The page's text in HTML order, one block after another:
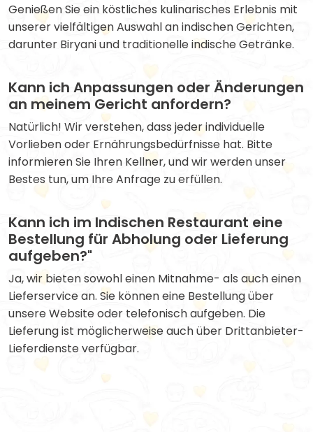
Genießen Sie ein köstliches kulinarisches Erlebnis mit
unserer vielfältigen Auswahl an indischen Gerichten,
darunter Biryani und traditionelle indische Getränke.
Kann ich Anpassungen oder Änderungen
an meinem Gericht anfordern?
Natürlich! Wir verstehen, dass jeder individuelle
Vorlieben oder Ernährungsbedürfnisse hat. Bitte
informieren Sie Ihren Kellner, und wir werden unser
Bestes tun, um Ihre Anfrage zu erfüllen.
Kann ich im Indischen Restaurant eine
Bestellung für Abholung oder Lieferung
aufgeben?"
Ja, wir bieten sowohl einen Mitnahme- als auch einen
Lieferservice an. Sie können eine Bestellung über
unsere Website oder telefonisch aufgeben. Die
Lieferung ist möglicherweise auch über Drittanbieter-
Lieferdienste verfügbar.